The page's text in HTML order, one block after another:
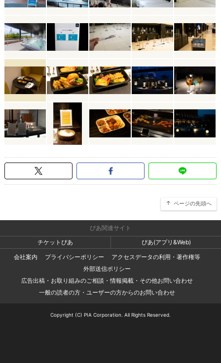
ページの先頭へ
ぴあ関連サイト
チケットぴあ
ぴあ(アプリ&Web)
会社案内
プライバシーポリシー
アクセスデータの利用・著作権等
外部送信ポリシー
広告出稿・お取り組みのご相談・情報掲載・その他お問い合わせ
一般の読者の方・ユーザーの方からのお問い合わせ
Copyright (C) PIA Corporation. All Rights Reserved.